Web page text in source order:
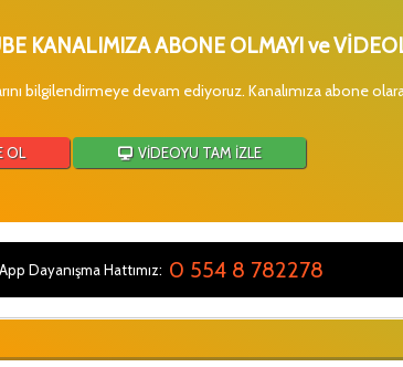
KANALIMIZA ABONE OLMAYI ve
bilgilendirmeye devam ediyoruz. Kanalımıza abone
OL VİDEOYU TAM İZLE
Dayanışma Hattımız: 0 554 8 782278